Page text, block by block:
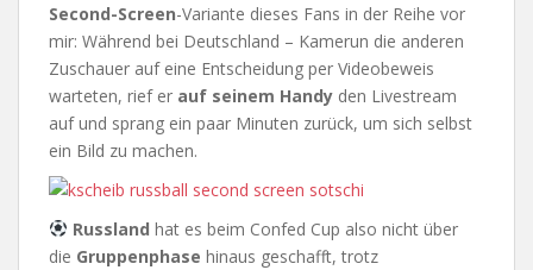
Second-Screen-Variante dieses Fans in der Reihe vor
mir: Während bei Deutschland – Kamerun die anderen
Zuschauer auf eine Entscheidung per Videobeweis
warteten, rief er auf seinem Handy den Livestream
auf und sprang ein paar Minuten zurück, um sich selbst
ein Bild zu machen.
Russland hat es beim Confed Cup also nicht über
die Gruppenphase hinaus geschafft, trotz